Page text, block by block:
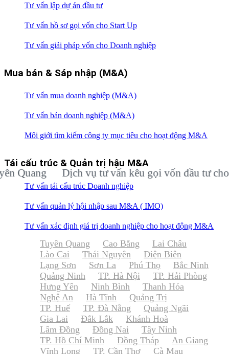
Tư vấn lập dự án đầu tư
Tư vấn hồ sơ gọi vốn cho Start Up
Tư vấn giải pháp vốn cho Doanh nghiệp
Mua bán & Sáp nhập (M&A)
Tư vấn mua doanh nghiệp (M&A)
Tư vấn bán doanh nghiệp (M&A)
Môi giới tìm kiếm công ty mục tiêu cho hoạt động M&A
Tái cấu trúc & Quản trị hậu M&A
Tư vấn tái cấu trúc Doanh nghiệp
Tư vấn quản lý hội nhập sau M&A ( IMO)
Tư vấn xác định giá trị doanh nghiệp cho hoạt động M&A
Dịch vụ tư vấn kêu gọi vốn đầu tư cho
Tuyên Quang Cao Bằng
Lai Châu
Lào Cai
Thái Nguyên
Điện Biên
Lạng Sơn
Sơn La Phú Thọ
Bắc Ninh
Quảng Ninh
TP. Hà Nội
TP. Hải Phòng
Hưng Yên
Ninh Bình
Thanh Hóa
Nghệ An
Hà Tĩnh
Quảng Trị
TP. Huế
TP. Đà Nẵng
Quảng Ngãi
Gia Lai
Đắk Lắk
Khánh Hoà
Lâm Đồng
Đồng Nai
Tây Ninh
TP. Hồ Chí Minh
Đồng Tháp
An Giang
Vĩnh Long
TP. Cần Thơ Cà Mau